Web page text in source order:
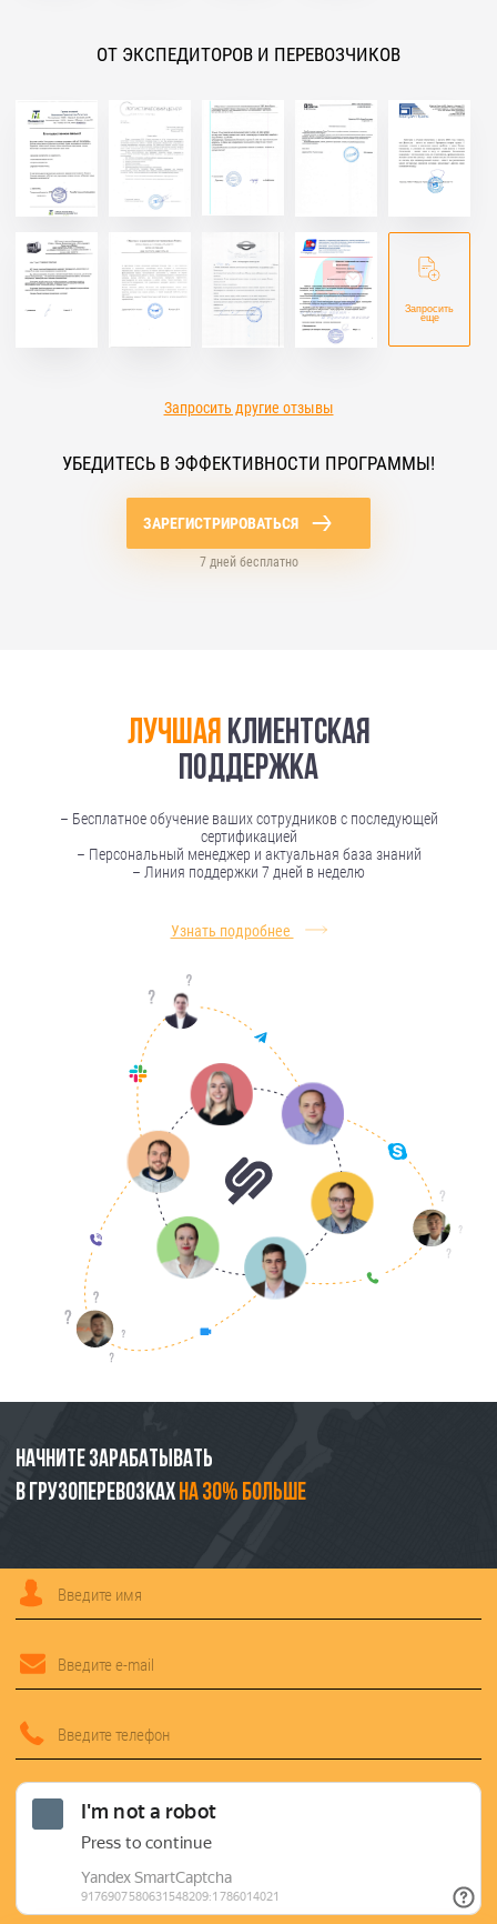
ОТ ЭКСПЕДИТОРОВ И ПЕРЕВОЗЧИКОВ
Запросить
еще
Запросить другие отзывы
УБЕДИТЕСЬ В ЭФФЕКТИВНОСТИ ПРОГРАММЫ!
ЗАРЕГИСТРИРОВАТЬСЯ
7 дней бесплатно
Лучшая клиентская
поддержка
– Бесплатное обучение ваших сотрудников с последующей
сертификацией
– Персональный менеджер и актуальная база знаний
– Линия поддержки 7 дней в неделю
Узнать подробнее
Начните зарабатывать
в грузоперевозкахна 30% больше